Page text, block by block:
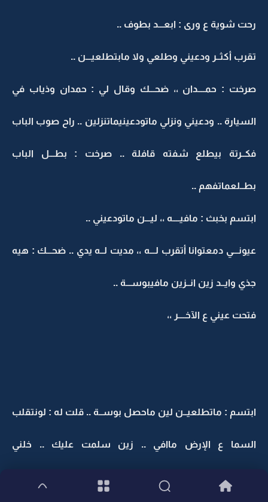
رحت شوية ع ورى : ابعـــد بطوف ..
تقرب أكثــر ودعيني وطلعي ولا مابتطلعيـــن ..
صرخت : حمــــدان ،، ضحـــك وقال لي : حمدان وذياب في
السيارة .. ودعيني ونزلي ماتودعينيماتنزلين .. راح صوب الباب
فكــرتة بيطلع شفته قافلة .. صرخت : بطـــل الباب
بطــلعماتفهم ..
ابتسم بخبث : مافيــــه ،، ليـــن ماتودعيني ..
عيونـــي دمعتوانا أتقرب لـــه ،، مديت لــه يدي .. ضحـــك : هيه
جذي وايــد زين انــزين مافيبوســـة ..
فتحت عيني ع الآخــــر ،،
ابتسم : ماتطلعيــن لين ماحصل بوســة .. قلت له : لونتقلب
السما ع الإرض ماافي .. زين سلمت عليك .. خلني